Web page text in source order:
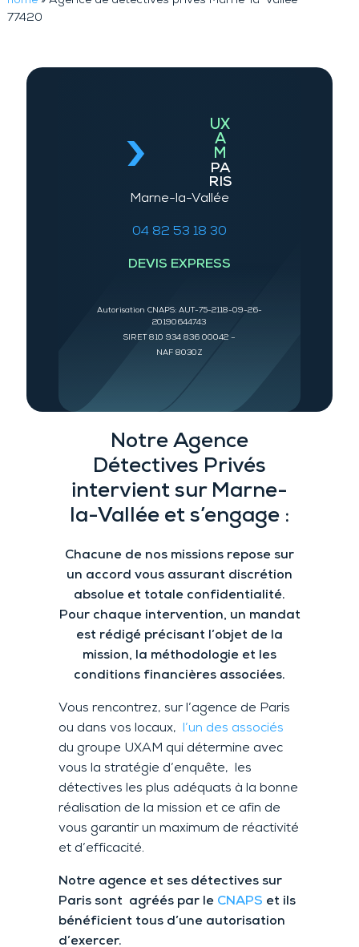
77420
Notre Agence
Détectives Privés
intervient sur Marne-
la-Vallée et s’engage :
Chacune de nos missions repose sur
un accord vous assurant discrétion
absolue et totale confidentialité.
Pour chaque intervention, un mandat
est rédigé précisant l’objet de la
mission, la méthodologie et les
conditions financières associées.
Vous rencontrez, sur l’agence de Paris
ou dans vos locaux, l’un des associés
du groupe UXAM qui détermine avec
vous la stratégie d’enquête, les
détectives les plus adéquats à la bonne
réalisation de la mission et ce afin de
vous garantir un maximum de réactivité
et d’efficacité.
Notre agence et ses détectives sur
Paris sont agréés par le CNAPS et ils
bénéficient tous d’une autorisation
d’exercer.
UX
A
M
PA
RIS
Marne-la-Vallée
04 82 53 18 30
DEVIS EXPRESS
Autorisation CNAPS: AUT-75-2118-09-26-
20190644743
SIRET 810 934 836 00042 –
NAF 8030Z